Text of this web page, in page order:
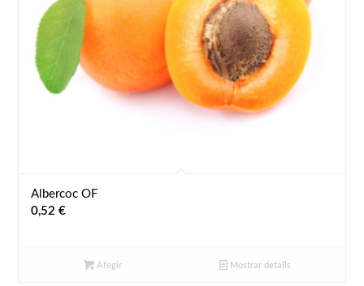
Albercoc OF
0,52€
Afegir Mostrar detalls